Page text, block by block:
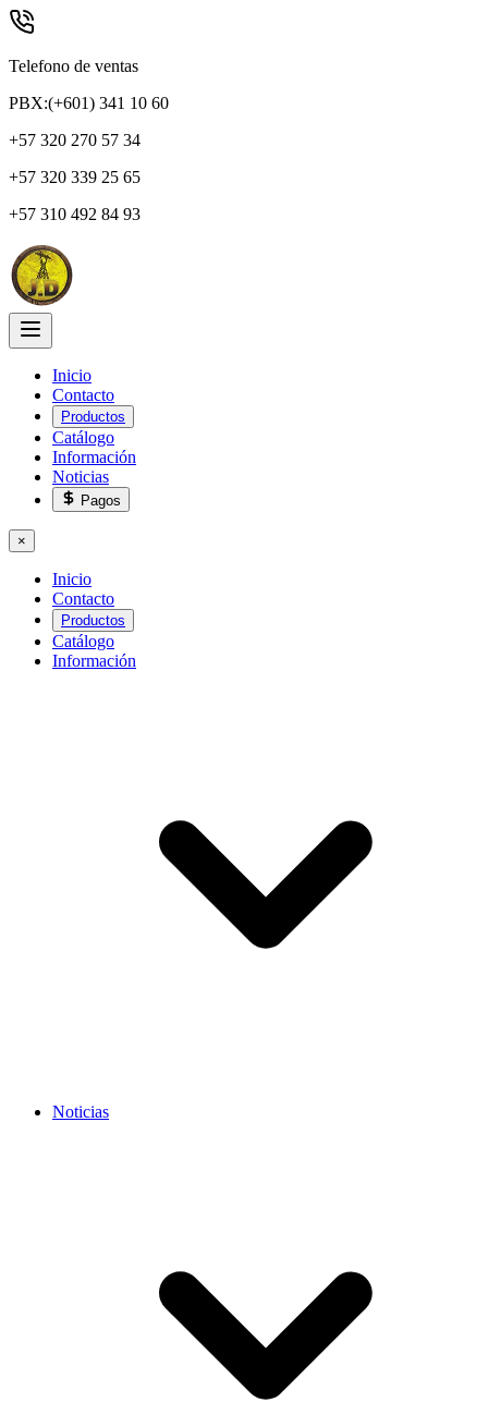
Telefono de ventas
PBX:(+601) 341 10 60
+57 320 270 57 34
+57 320 339 25 65
+57 310 492 84 93
Inicio
Contacto
Productos
Catálogo
Información
Noticias
Pagos
×
Inicio
Contacto
Productos
Catálogo
Información
Noticias